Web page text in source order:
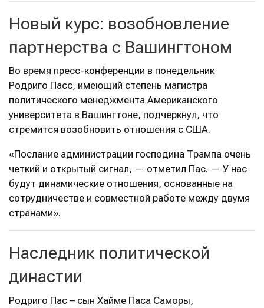
Новый курс: возобновление
партнерства с Вашингтоном
Во время пресс-конференции в понедельник
Родриго Пасс, имеющий степень магистра
политического менеджмента Американского
университета в Вашингтоне, подчеркнул, что
стремится возобновить отношения с США.
«Послание администрации господина Трампа очень
четкий и открытый сигнал, — отметил Пас. — У нас
будут динамические отношения, основанные на
сотрудничестве и совместной работе между двумя
странами».
Наследник политической
династии
Родриго Пас – сын Хайме Паса Саморы,